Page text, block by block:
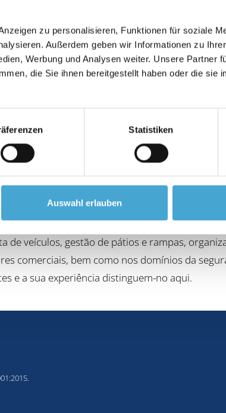
zu personalisieren, Funktionen für soziale
Außerdem geben wir Informationen zu
Werbung und Analysen weiter. Unsere Partner
die Sie ihnen bereitgestellt haben oder die sie
Statistiken
Auswahl erlauben
Ludwigshafen, Andreas Riegel começou
uma aprendizagem como empregado de
Em 2013, iniciou um curso a tempo
com foco no recrutamento e retenção de
e experiência como representante de
Logistik Gruppe, Hans K. Schmitt GmbH,
dos custos entre os trabalhadores e os
a abordagens científicas, é um fator de
de transportes, é o formador/consultor
veículos, gestão de pátios e rampas,
comerciais, bem como nos domínios da
e a sua experiência distinguem-no aqui.